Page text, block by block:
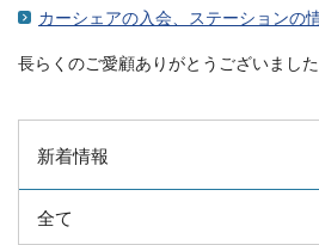
カーシェアの入会、ステーションの
長らくのご愛顧ありがとうございました
新着情報
全て